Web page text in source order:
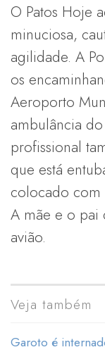
O Patos Hoje
minuciosa,
agilidade. A
os
Aeroporto
ambulância
profissional
que está
colocado com
A mãe e o pai
avião.
Veja também
Garoto é